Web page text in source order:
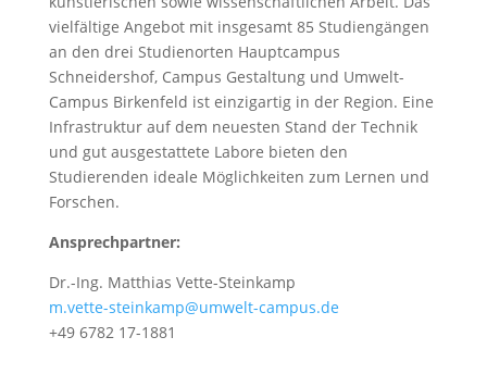
vielfältige Angebot mit insgesamt 85 Studiengängen
an den drei Studienorten Hauptcampus
Schneidershof, Campus Gestaltung und Umwelt-
Campus Birkenfeld ist einzigartig in der Region. Eine
Infrastruktur auf dem neuesten Stand der Technik
und gut ausgestattete Labore bieten den
Studierenden ideale Möglichkeiten zum Lernen und
Forschen.
Ansprechpartner:
Dr.-Ing. Matthias Vette-Steinkamp
m.vette-steinkamp@umwelt-campus.de
+49 6782 17-1881